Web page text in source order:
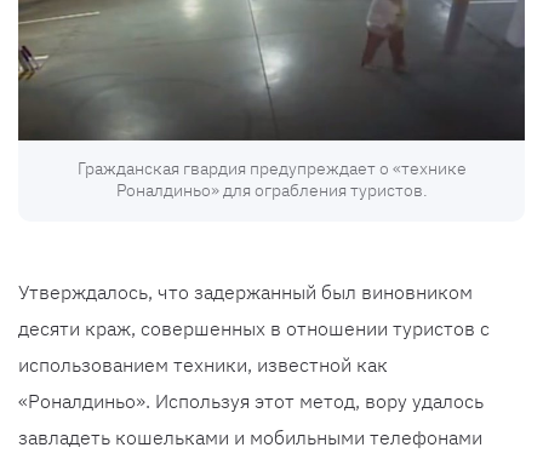
Гражданская гвардия предупреждает о «технике
Роналдиньо» для ограбления туристов.
Утверждалось, что задержанный был виновником
десяти краж, совершенных в отношении туристов с
использованием техники, известной как
«Роналдиньо». Используя этот метод, вору удалось
завладеть кошельками и мобильными телефонами